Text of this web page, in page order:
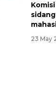
23 May